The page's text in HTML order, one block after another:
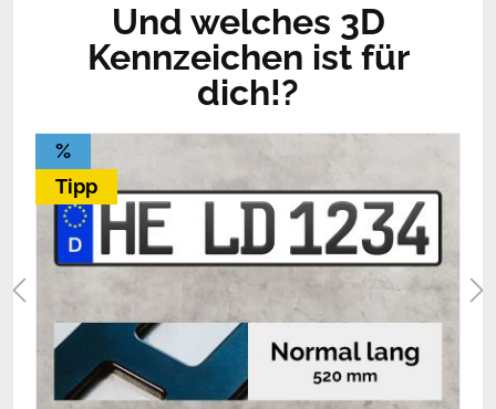
Und welches 3D
Kennzeichen ist für
dich!?
%
Tipp